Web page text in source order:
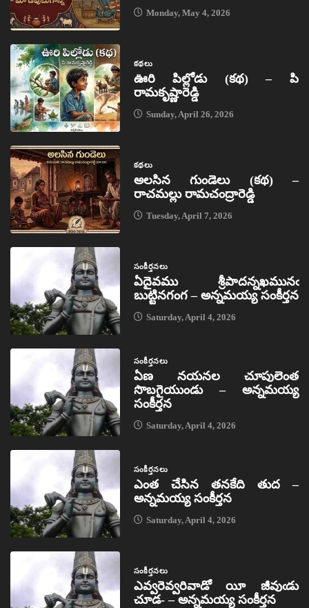
Monday, May 4, 2026
కథలు
ఊరి పిల్లోడు (కథ) – పి
రామకృష్ణారెడ్డి
Sunday, April 26, 2026
కథలు
అలసిన గుండెలు (కథ) –
రాచమల్లు రామచంద్రారెడ్డి
Tuesday, April 7, 2026
సంకీర్తనలు
ఏదైవము శ్రీపాదన్నఖమునఁ
బుట్టినగంగ – అన్నమయ్య సంకీర్తన
Saturday, April 4, 2026
సంకీర్తనలు
ఏణ నయనల చూపులెంత
సొబగైయుండు – అన్నమయ్య
సంకీర్తన
Saturday, April 4, 2026
సంకీర్తనలు
ఎంత చేసిన తనకేది తుద –
అన్నమయ్య సంకీర్తన
Saturday, April 4, 2026
సంకీర్తనలు
ఎవ్వరెవ్వరివాడో యీ జీవుఁడు
చూడ- – అన్నమయ్య సంకీర్తన